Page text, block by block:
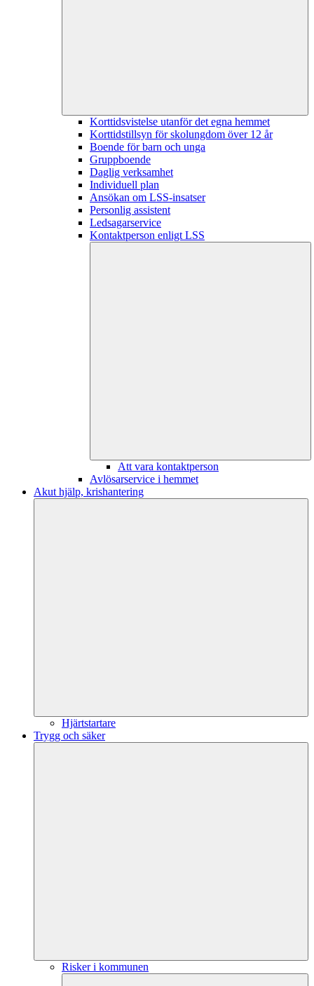
Korttidsvistelse utanför det egna hemmet
Korttidstillsyn för skolungdom över 12 år
Boende för barn och unga
Gruppboende
Daglig verksamhet
Individuell plan
Ansökan om LSS-insatser
Personlig assistent
Ledsagarservice
Kontaktperson enligt LSS
Att vara kontaktperson
Avlösarservice i hemmet
Akut hjälp, krishantering
Hjärtstartare
Trygg och säker
Risker i kommunen